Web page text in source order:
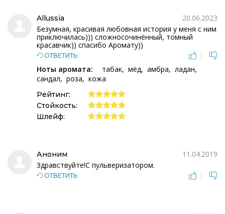
Allussia
20.06.2023
Безумная, красивая любовная история у меня с ним
приключилась))) сложносочинённый, томный
красавчик)) спасибо Аромату))
ОТВЕТИТЬ
|
Ноты аромата:
табак мёд амбра
ладан
сандал
роза кожа
Рейтинг:
Стойкость:
Шлейф:
Аноним
11.04.2019
Здравствуйте!С пульверизатором.
ОТВЕТИТЬ |